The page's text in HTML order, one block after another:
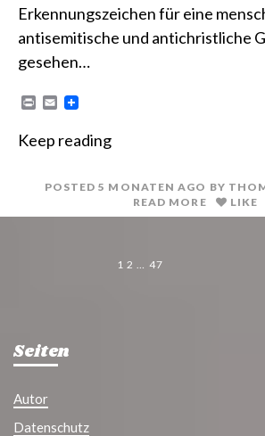
Erkennungszeichen für eine
antisemitische und antichristliche
gesehen…
P
n
E
i
Keep reading
POSTED5 MONATEN AGO BY
READ MORE
LIKE
1 2 47
Seiten
Autor
Datenschutz